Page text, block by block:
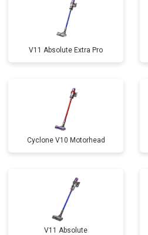
V11 Absolute Extra Pro
Cyclone V10 Motorhead
V11 Absolute